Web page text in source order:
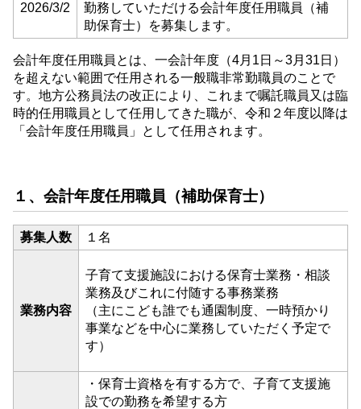
2026/3/2
勤務していただける会計年度任用職員（補
助保育士）を募集します。
会計年度任用職員とは、一会計年度（4月1日～3月31日）
を超えない範囲で任用される一般職非常勤職員のことで
す。地方公務員法の改正により、これまで嘱託職員又は臨
時的任用職員として任用してきた職が、令和２年度以降は
「会計年度任用職員」として任用されます。
１、会計年度任用職員（補助保育士）
募集人数 １名
業務内容
子育て支援施設における保育士業務・相談
業務及びこれに付随する事務業務
（主にこども誰でも通園制度、一時預かり
事業などを中心に業務していただく予定で
す）
・保育士資格を有する方で、子育て支援施
設での勤務を希望する方